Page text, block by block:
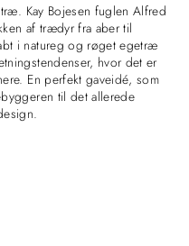
Kay Bojesen fuglen Alfred
af trædyr fra aber til
i natureg og røget egetræ
hvor det er
En perfekt gaveidé, som
til det allerede